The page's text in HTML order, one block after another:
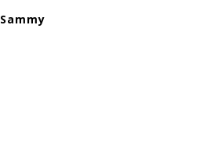
Sammy